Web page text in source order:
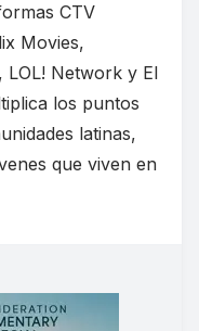
CTV
Movies,
LOL! Network y El
los puntos
latinas,
que viven en